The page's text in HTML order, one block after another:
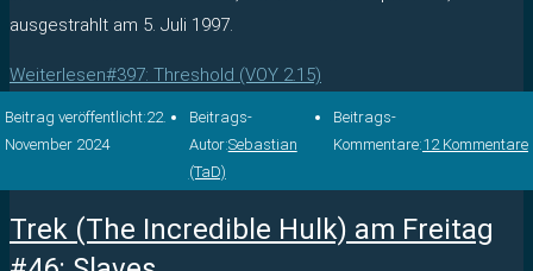
ausgestrahlt am 5. Juli 1997.
Weiterlesen#397: Threshold (VOY 2.15)
Beitrag veröffentlicht:22.
November 2024
Beitrags-
Autor:Sebastian
(TaD)
Beitrags-
Kommentare:12 Kommentare
Trek (The Incredible Hulk) am Freitag